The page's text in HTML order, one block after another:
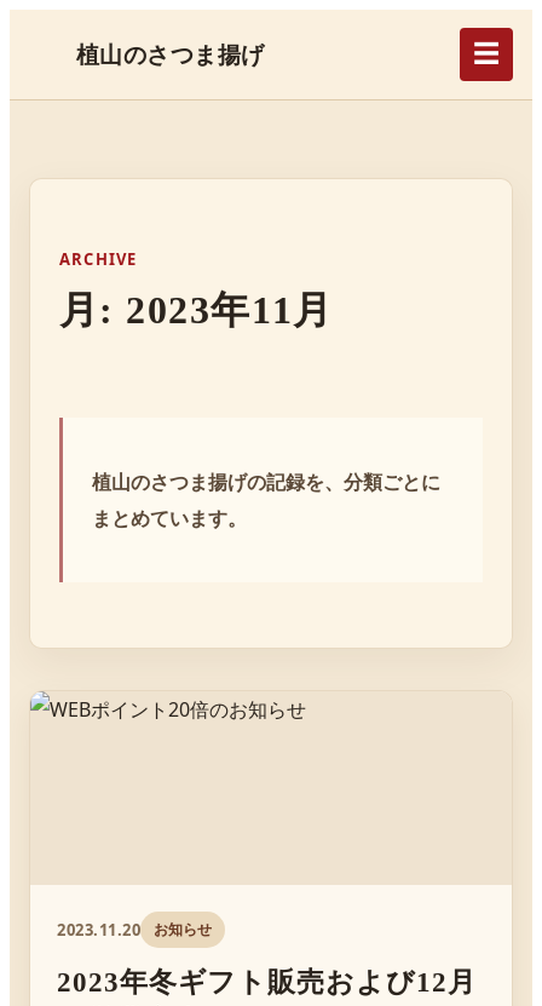
植山のさつま揚げ ☰
ARCHIVE
月: 2023年11月
植山のさつま揚げの記録を、分類ごとに
まとめています。
2023.11.20 お知らせ
2023年冬ギフト販売および12月
検索する